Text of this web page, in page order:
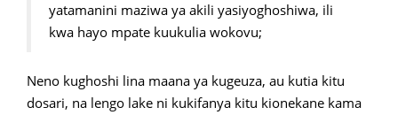
yatamanini maziwa ya akili yasiyoghoshiwa, ili
kwa hayo mpate kuukulia wokovu;
Neno kughoshi lina maana ya kugeuza, au kutia kitu
dosari, na lengo lake ni kukifanya kitu kionekane kama